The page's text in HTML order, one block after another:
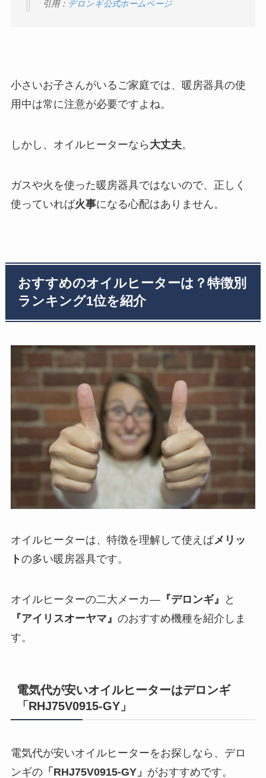
引用： デロンギ公式ホームページ
小さいお子さんがいるご家庭では、暖房器具の使
用中は常に注意が必要ですよね。
しかし、オイルヒーターなら 大丈夫。
ガスや火を使った暖房器具ではないので、正しく
使っていれば火事になる心配はありません。
おすすめのオイルヒーターは？特徴別
ランキング1位を紹介
オイルヒーターは、特徴を理解して使えばメリッ
トの多い暖房器具です。
オイルヒーターの二大メーカ―『デロンギ』
と
『アイリスオーヤマ』 のおすすめ機種を紹介しま
す。
電気代が安いオイルヒーターはデロンギ
「RHJ75V0915-GY」
電気代が安いオイルヒーターをお探しなら、デロ
ンギの「RHJ75V0915-GY」 がおすすめです。